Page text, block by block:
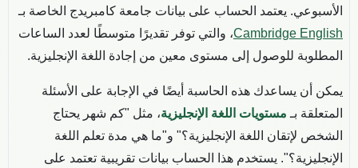
الأسبوعي. يعتمد الحساب على بيانات جامعة كامبريدج الخاصة بـ
Cambridge English، والتي توفر تقديرًا متوسطًا لعدد الساعات
المطلوبة للوصول إلى مستوى معين من إجادة اللغة الإنجليزية.
يمكن أن يساعدك هذه الحاسبة أيضًا في الإجابة على الأسئلة
المتعلقة بـ مستويات اللغة الإنجليزية، مثل "كم شهر يحتاج
الشخص لإتقان اللغة الإنجليزية؟" و"ما هي مدة تعلم اللغة
الإنجليزية؟". يستخدم هذا الحساب بيانات تقريبية تعتمد على